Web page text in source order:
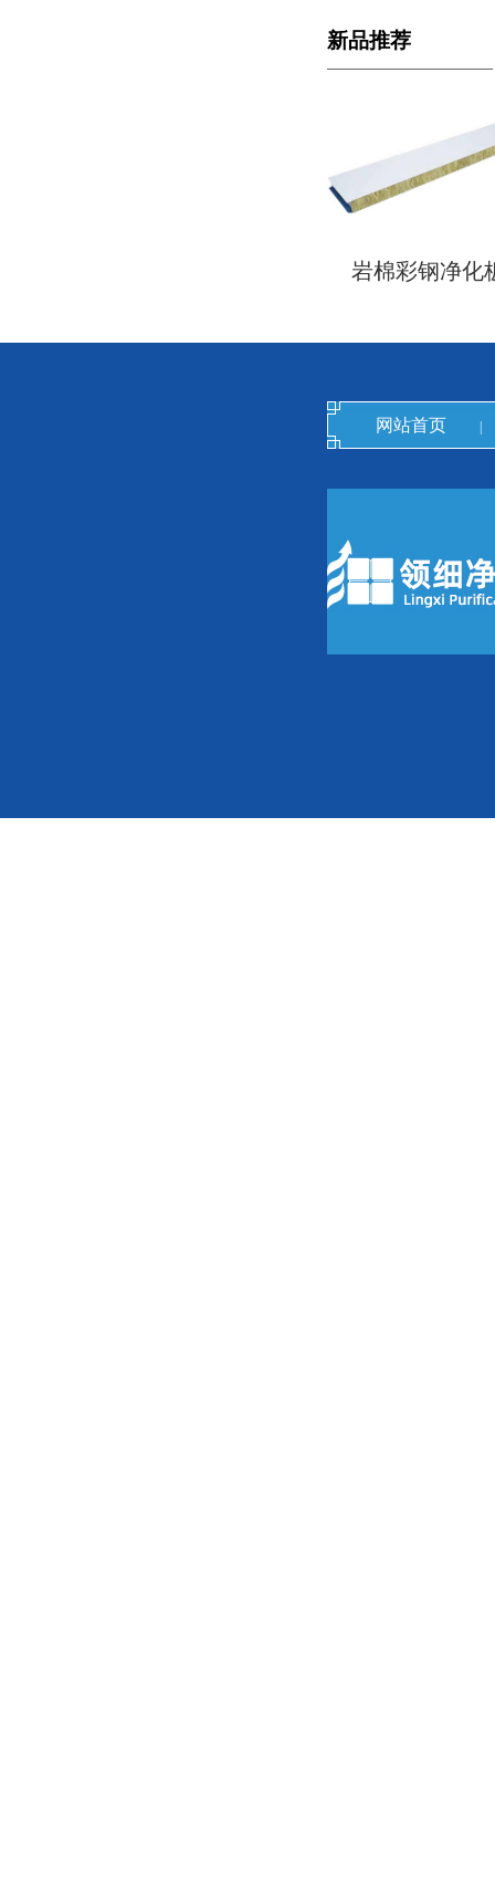
新品推荐
岩棉彩钢净化
网站首页